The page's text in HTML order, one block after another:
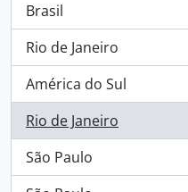
Brasil
, 2 resultados
Rio de Janeiro
, 2 resultados
América do Sul
, 2 resultados
Rio de Janeiro
, 2 resultados
São Paulo
, 1 resultados